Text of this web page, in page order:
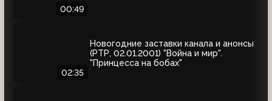
00:49
02:35
Новогодние заставки канала и анонсы
(РТР, 02.01.2001) "Война и мир".
"Принцесса на бобах"